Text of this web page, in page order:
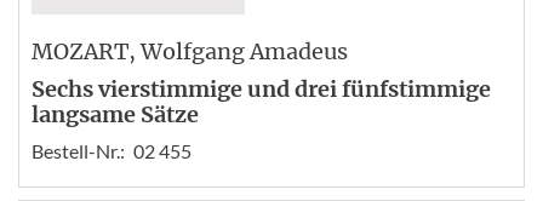
MOZART, Wolfgang Amadeus
Sechs vierstimmige und drei fünfstimmige
langsame Sätze
Bestell-Nr.: 02 455